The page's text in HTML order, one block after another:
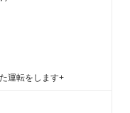
運転をします+